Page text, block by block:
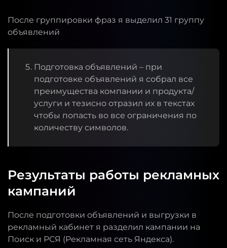
После группировки фраз я выделил 31 группу
объявлений
Подготовка объявлений – при
подготовке объявлений я собрал все
преимущества компании и продукта/
услуги и тезисно отразил их в текстах
чтобы попасть во все ограничения по
количеству символов.
Результаты работы рекламных
кампаний
После подготовки объявлений и выгрузки в
рекламный кабинет я разделил кампании на
Поиск и РСЯ (Рекламная сеть Яндекса).